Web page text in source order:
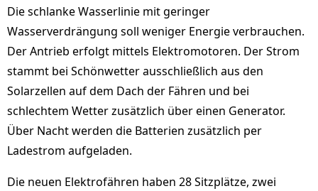
Die schlanke Wasserlinie mit geringer
Wasserverdrängung soll weniger Energie verbrauchen.
Der Antrieb erfolgt mittels Elektromotoren. Der Strom
stammt bei Schönwetter ausschließlich aus den
Solarzellen auf dem Dach der Fähren und bei
schlechtem Wetter zusätzlich über einen Generator.
Über Nacht werden die Batterien zusätzlich per
Ladestrom aufgeladen.
Die neuen Elektrofähren haben 28 Sitzplätze, zwei